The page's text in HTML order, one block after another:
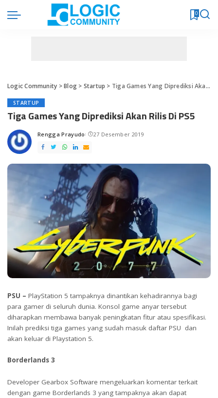
0
Logic Community >Blog> Startup > Tiga Games Yang Diprediksi Akan Rilis Di PS5
STARTUP
Tiga Games Yang Diprediksi Akan Rilis Di PS5
Posted
by
Rengga Prayudo 27 Desember 2019
PSU – PlayStation 5 tampaknya dinantikan kehadirannya bagi
para gamer di seluruh dunia. Konsol game anyar tersebut
diharapkan membawa banyak peningkatan fitur atau spesifikasi.
Inilah prediksi tiga games yang sudah masuk daftar PSU dan
akan keluar di Playstation 5.
Borderlands 3
Developer Gearbox Software mengeluarkan komentar terkait
dengan game Borderlands 3 yang tampaknya akan dapat